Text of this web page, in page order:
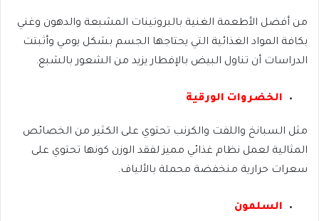
من أفضل الأطعمة الغنية بالبروتينات المشبعة والدهون وغني
بكافة المواد الغذائية التي يحتاجها الجسم بشكل يومي وأثبتت
الدراسات أن تناول البيض بالإفطار يزيد من الشعور بالشبع.
الخضروات الورقية
مثل السبانخ واللفت والكرنب تحتوي على الكثير من الخصائص
المثالية لعمل نظام غذائي مميز لفقد الوزن كونها تحتوي على
سعرات حرارية منخفضة محملة بالألياف.
السلمون